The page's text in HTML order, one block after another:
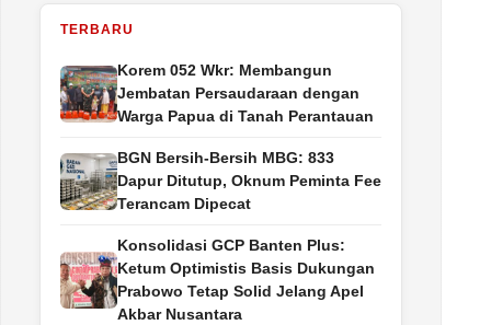
TERBARU
Korem 052 Wkr: Membangun
Jembatan Persaudaraan dengan
Warga Papua di Tanah Perantauan
BGN Bersih-Bersih MBG: 833
Dapur Ditutup, Oknum Peminta Fee
Terancam Dipecat
Konsolidasi GCP Banten Plus:
Ketum Optimistis Basis Dukungan
Prabowo Tetap Solid Jelang Apel
Akbar Nusantara